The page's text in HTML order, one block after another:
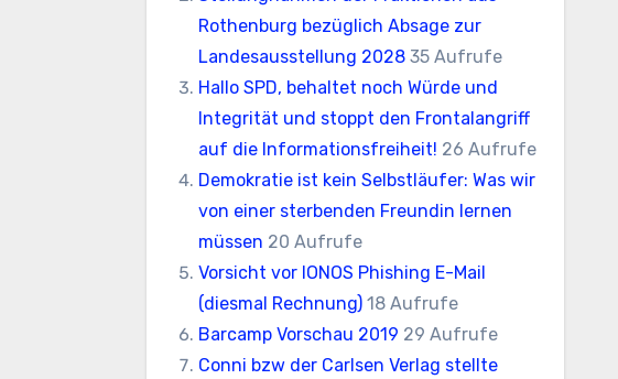
Rothenburg bezüglich Absage zur
Landesausstellung 2028 35 Aufrufe
Hallo SPD, behaltet noch Würde und
Integrität und stoppt den Frontalangriff
auf die Informationsfreiheit! 26 Aufrufe
Demokratie ist kein Selbstläufer: Was wir
von einer sterbenden Freundin lernen
müssen 20 Aufrufe
Vorsicht vor IONOS Phishing E-Mail
(diesmal Rechnung) 18 Aufrufe
Barcamp Vorschau 2019 29 Aufrufe
Conni bzw der Carlsen Verlag stellte